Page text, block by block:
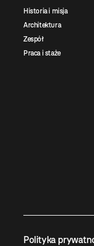
Historia i misja
Architektura
Zespół
Praca i staże
Polityka